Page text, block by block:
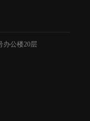
办公楼20层